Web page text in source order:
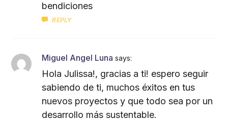
bendiciones
REPLY
Miguel Angel Lunasays:
Hola Julissa!, gracias a ti! espero seguir
sabiendo de ti, muchos éxitos en tus
nuevos proyectos y que todo sea por un
desarrollo más sustentable.